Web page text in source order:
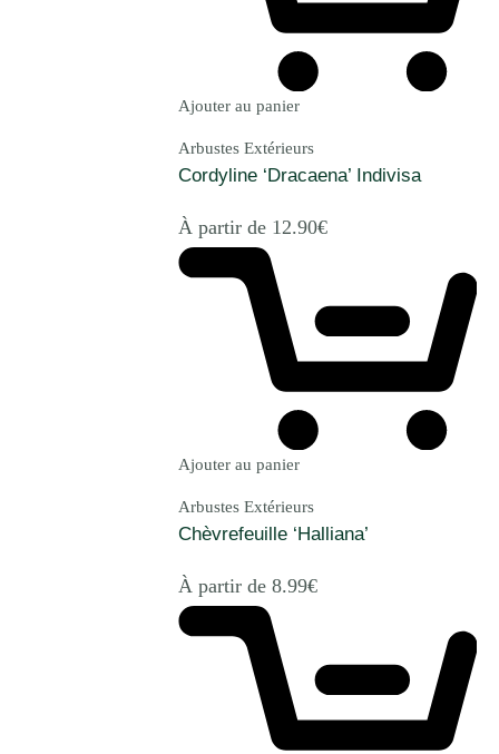
Ajouter au panier
Arbustes Extérieurs
Cordyline ‘Dracaena’ Indivisa
À partir de 12.90€
Ajouter au panier
Arbustes Extérieurs
Chèvrefeuille ‘Halliana’
À partir de 8.99€